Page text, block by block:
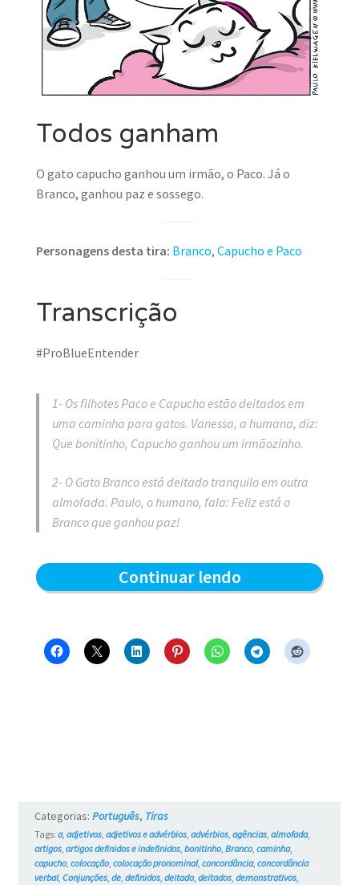
Todos ganham
O gato capucho ganhou um irmão, o Paco. Já o
Branco, ganhou paz e sossego.
Personagens desta tira: Branco, Capucho e Paco
Transcrição
#ProBlueEntender
1- Os filhotes Paco e Capucho estão deitados em
uma caminha para gatos. Vanessa, a humana, diz:
Que bonitinho, Capucho ganhou um irmãozinho.
2- O Gato Branco está deitado tranquilo em outra
almofada. Paulo, o humano, fala: Feliz está o
Branco que ganhou paz!
Continuar lendoTodos
Blue
Categorias: Português, Tiras
Tags: a, adjetivos, adjetivos e advérbios, advérbios, agências, almofada,
artigos, artigos definidos e indefinidos, bonitinho, Branco, caminha,
capucho, colocação, colocação pronominal, concordância, concordância
verbal, Conjunções, de, definidos, deitado, deitados, demonstrativos,